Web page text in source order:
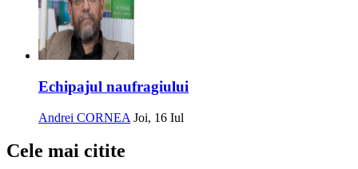
Echipajul naufragiului
Andrei CORNEA Joi, 16 Iul
Cele mai citite